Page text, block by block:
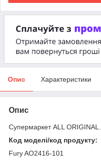
Опис Характеристики
Опис
Супермаркет ALL ORIGINAL.
Код моделі/код продукту:
Fury AO2416-101